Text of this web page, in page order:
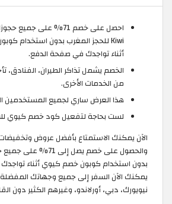
احصل على خصم 71% على
أثناء تواجدك في صفحة الدفع.
الخصم يشمل تذاكر الطيران، الفنادق،
من الخدمات الأخرى.
هذا العرض ساري لجميع المستخدمين
لست بحاجة لتفعيل كود خصم كيوي
والحصول على خصم يصل
بدون استخدام كوبون خصم كيوي أثناء
يمكنك الآن السفر إلى جميع وجهاتك
نيويورك، دبي، أورلاندو، وغيرهم الكثير دون